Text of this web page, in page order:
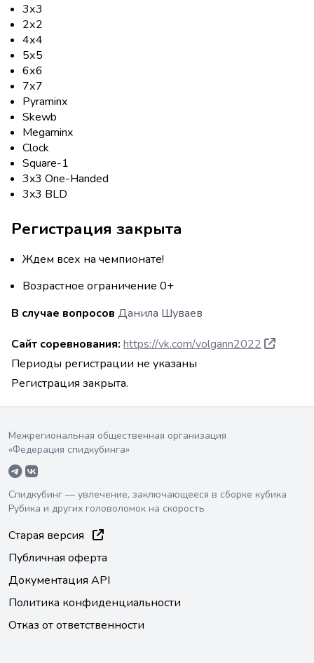
3х3
2х2
4х4
5х5
6х6
7х7
Pyraminx
Skewb
Megaminx
Clock
Square-1
3x3 One-Handed
3x3 BLD
Регистрация закрыта
Ждем всех на чемпионате!
Возрастное ограничение 0+
В случае вопросов Данила Шуваев
Сайт соревнования: https://vk.com/volgann2022
Периоды регистрации не указаны
Регистрация закрыта.
Межрегиональная общественная организация
«Федерация спидкубинга»
Спидкубинг — увлечение, заключающееся в сборке кубика
Рубика и других головоломок на скорость
Старая версия
Публичная оферта
Документация API
Политика конфиденциальности
Отказ от ответственности